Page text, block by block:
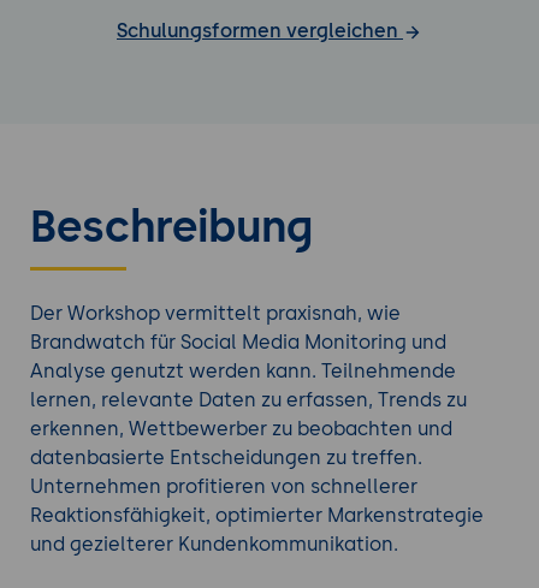
Schulungsformen vergleichen
Beschreibung
Der Workshop vermittelt praxisnah, wie
Brandwatch für Social Media Monitoring und
Analyse genutzt werden kann. Teilnehmende
lernen, relevante Daten zu erfassen, Trends zu
erkennen, Wettbewerber zu beobachten und
datenbasierte Entscheidungen zu treffen.
Unternehmen profitieren von schnellerer
Reaktionsfähigkeit, optimierter Markenstrategie
und gezielterer Kundenkommunikation.